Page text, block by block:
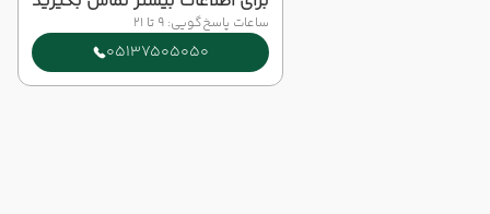
ساعات پاسخ‌گویی: 9 تا 21
05137505050